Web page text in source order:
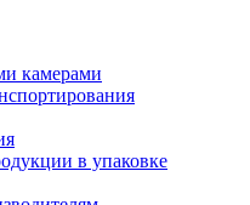
камерами
в упаковке